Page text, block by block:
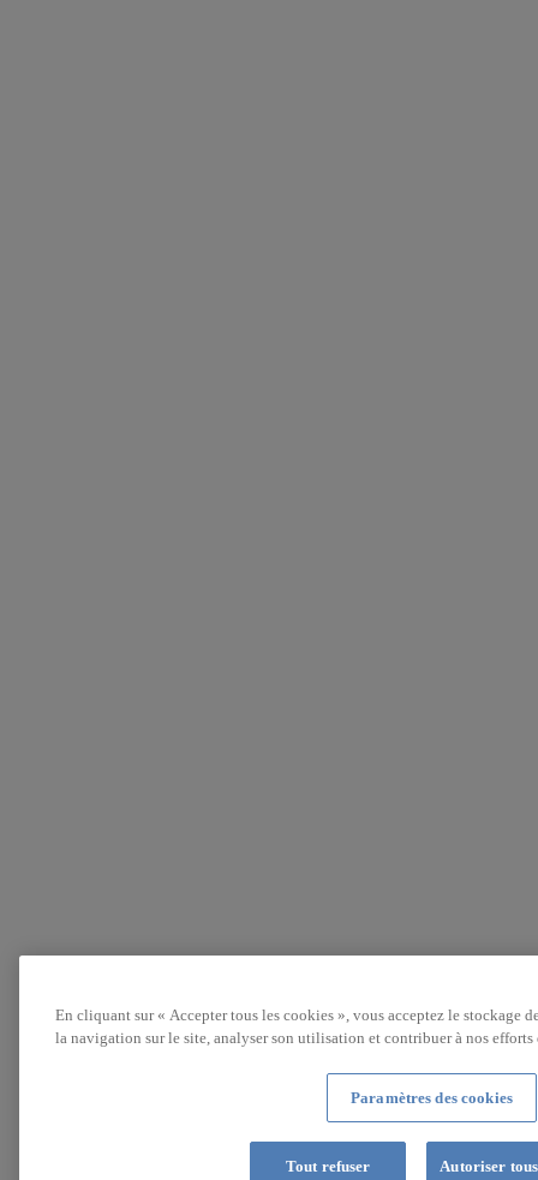
En cliquant sur « Accepter tous les cookies », vous acceptez le stockage
la navigation sur le site, analyser son utilisation et contribuer à nos efforts
Paramètres des cookies
Tout refuser Autoriser